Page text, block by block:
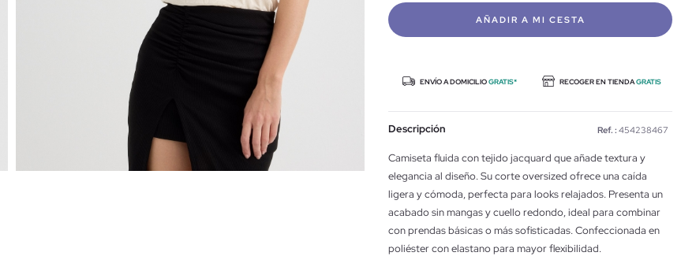
AÑADIR A MI CESTA
ENVÍO A DOMICILIOGRATIS* RECOGER EN TIENDAGRATIS
Descripción Ref. : 454238467
Camiseta fluida con tejido jacquard que añade textura y
elegancia al diseño. Su corte oversized ofrece una caída
ligera y cómoda, perfecta para looks relajados. Presenta un
acabado sin mangas y cuello redondo, ideal para combinar
con prendas básicas o más sofisticadas. Confeccionada en
poliéster con elastano para mayor flexibilidad.